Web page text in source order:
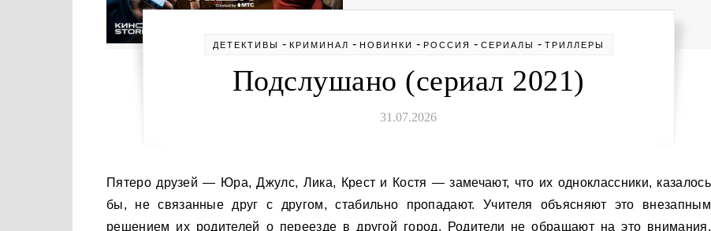
ДЕТЕКТИВЫ - КРИМИНАЛ - НОВИНКИ - РОССИЯ - СЕРИАЛЫ - ТРИЛЛЕРЫ
Подслушано (сериал 2021)
31.07.2026
Пятеро друзей — Юра, Джулс, Лика, Крест и Костя — замечают, что их одноклассники, казалось
бы, не связанные друг с другом, стабильно пропадают. Учителя объясняют это внезапным
решением их родителей о переезде в другой город. Родители не обращают на это внимания,